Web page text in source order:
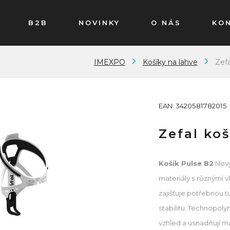
B2B NOVINKY O NÁS
IMEXPO Košíky na lahve
EAN: 3420581782015
Zefal
Košík Pulse B2
materiály s různými
zajišťuje potřebnou
stabilitu.
vzhled a usnadňují